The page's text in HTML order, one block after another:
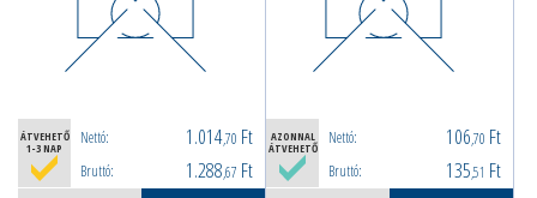
ÁTVEHETŐ
1-3 NAP
Nettó: 1.014,70 Ft
Bruttó: 1.288,67 Ft
AZONNAL
ÁTVEHETŐ
Nettó: 106,70 Ft
Bruttó: 135,51 Ft